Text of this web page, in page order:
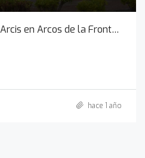
Despacho 14 de Edificio Arcis en Arcos de la Frontera
hace 1 año